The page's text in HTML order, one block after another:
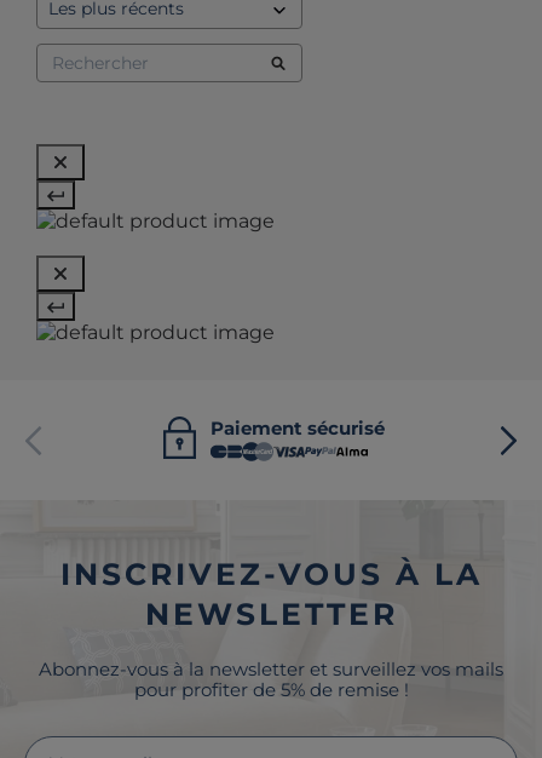
Paiement sécurisé
INSCRIVEZ-VOUS À LA
NEWSLETTER
Abonnez-vous à la newsletter et surveillez vos mails
pour profiter de 5% de remise !